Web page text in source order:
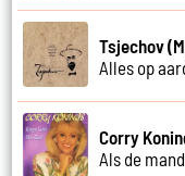
Tsjechov
Alles op
Corry
Als de